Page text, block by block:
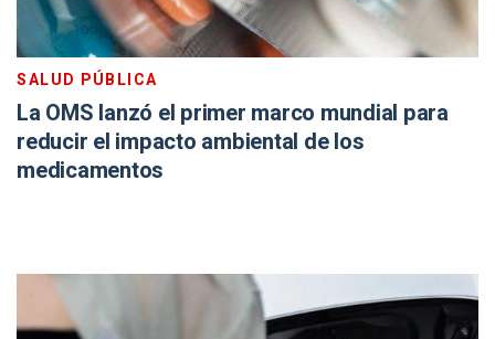
SALUD PÚBLICA
La OMS lanzó el primer marco mundial para
reducir el impacto ambiental de los
medicamentos